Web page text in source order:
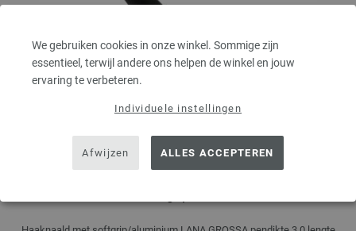
We gebruiken cookies in onze winkel. Sommige zijn
essentieel, terwijl andere ons helpen de winkel en jouw
ervaring te verbeteren.
Individuele instellingen
Afwijzen ALLES ACCEPTEREN